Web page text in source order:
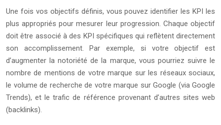
Une fois vos objectifs définis, vous pouvez identifier les KPI les
plus appropriés pour mesurer leur progression. Chaque objectif
doit être associé à des KPI spécifiques qui reflètent directement
son accomplissement. Par exemple, si votre objectif est
d’augmenter la notoriété de la marque, vous pourriez suivre le
nombre de mentions de votre marque sur les réseaux sociaux,
le volume de recherche de votre marque sur Google (via Google
Trends), et le trafic de référence provenant d’autres sites web
(backlinks).